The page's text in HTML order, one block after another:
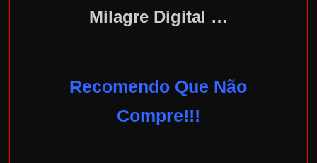
Milagre Digital …
Recomendo Que Não
Compre!!!